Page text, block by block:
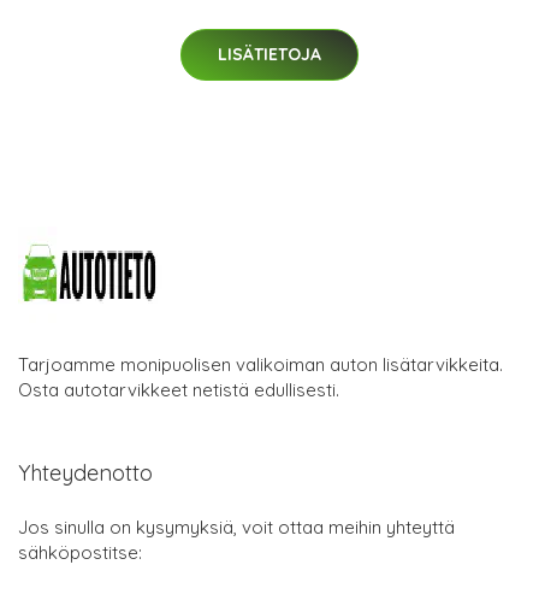
LISÄTIETOJA
Tarjoamme monipuolisen valikoiman auton lisätarvikkeita.
Osta autotarvikkeet netistä edullisesti.
Yhteydenotto
Jos sinulla on kysymyksiä, voit ottaa meihin yhteyttä
sähköpostitse: